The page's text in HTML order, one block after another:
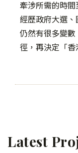
牽涉所需的時
經歷政府大選、
仍然有很多變
徑，再決定「香
Latest